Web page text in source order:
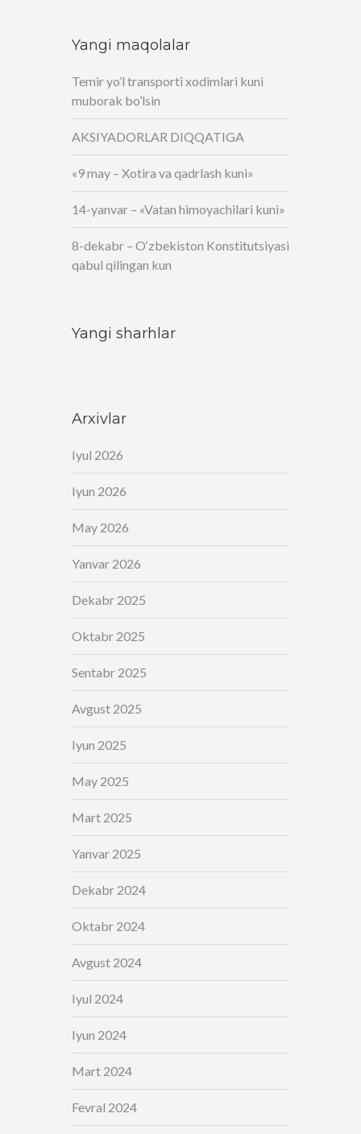
Yangi maqolalar
Temir yo’l transporti xodimlari kuni
muborak bo’lsin
AKSIYADORLAR DIQQATIGA
«9 may – Xotira va qadrlash kuni»
14-yanvar – «Vatan himoyachilari kuni»
8-dekabr – O‘zbekiston Konstitutsiyasi
qabul qilingan kun
Yangi sharhlar
Arxivlar
Iyul 2026
Iyun 2026
May 2026
Yanvar 2026
Dekabr 2025
Oktabr 2025
Sentabr 2025
Avgust 2025
Iyun 2025
May 2025
Mart 2025
Yanvar 2025
Dekabr 2024
Oktabr 2024
Avgust 2024
Iyul 2024
Iyun 2024
Mart 2024
Fevral 2024